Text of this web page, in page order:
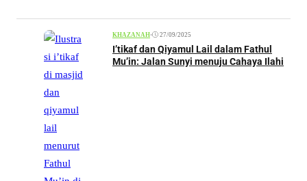
KHAZANAH• 27/09/2025
I’tikaf dan Qiyamul Lail dalam Fathul
Mu’in: Jalan Sunyi menuju Cahaya Ilahi